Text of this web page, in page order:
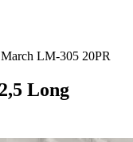
LM-305 20PR
Long